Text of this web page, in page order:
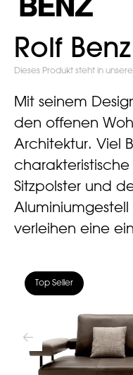
Rolf
Dieses Produkt steht in
Mit seinem
den offenen
Architektur. Viel
Sitzpolster und
verleihen eine
Top Seller